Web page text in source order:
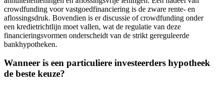
crowdfunding voor vastgoedfinanciering is de zware rente- en
aflossingsdruk. Bovendien is er discussie of crowdfunding onder
een kredietrichtlijn moet vallen, wat de regulatie van deze
financieringsvormen onderscheidt van de strikt gereguleerde
bankhypotheken.
Wanneer is een particuliere investeerders hypotheek
de beste keuze?